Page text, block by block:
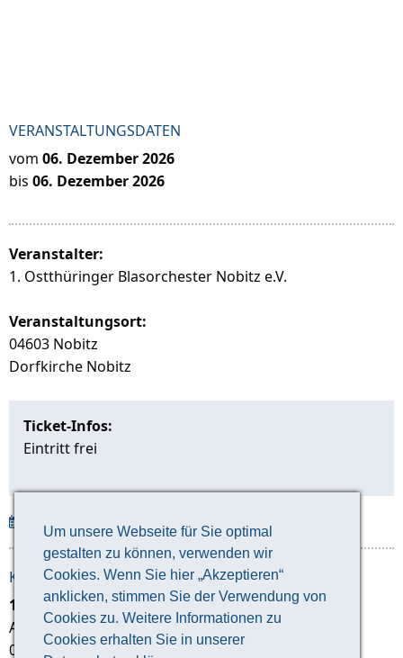
Um unsere Webseite für Sie optimal
gestalten zu können, verwenden wir
Cookies. Wenn Sie hier „Akzeptieren“
anklicken, stimmen Sie der Verwendung von
Cookies zu. Weitere Informationen zu
Cookies erhalten Sie in unserer
VERANSTALTUNGSDATEN
vom 06. Dezember 2026
bis 06. Dezember 2026
Veranstalter:
1. Ostthüringer Blasorchester Nobitz e.V.
Veranstaltungsort:
04603 Nobitz
Dorfkirche Nobitz
Ticket-Infos:
Eintritt frei
Veranstaltung herunterladen
KONTAKT ZUM VERANSTALTER:
1. Ostthüringer Blasorchester Nobitz e.V.
Altenburger Straße 29
04603 Nobitz